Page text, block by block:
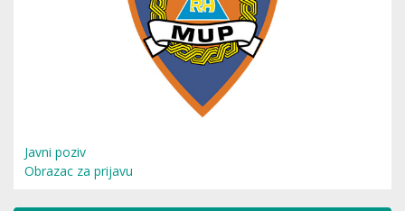
Javni poziv
Obrazac za prijavu